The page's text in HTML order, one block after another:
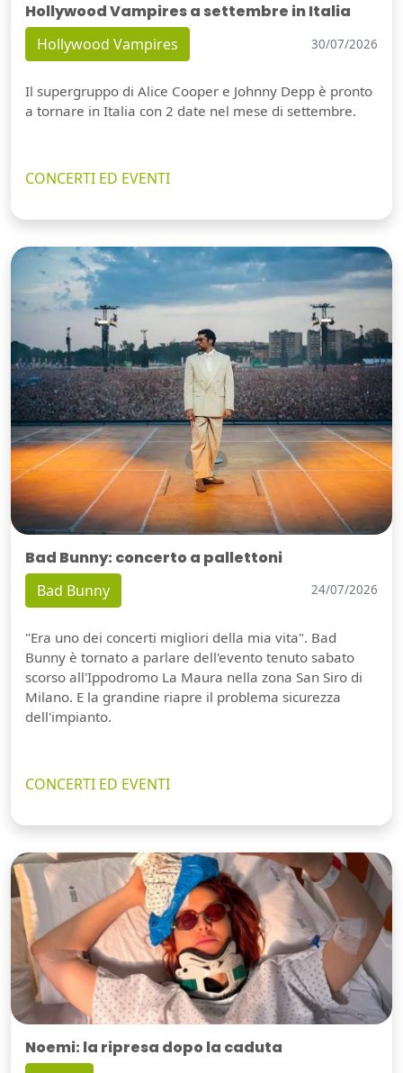
Hollywood Vampires a settembre in Italia
Hollywood Vampires 30/07/2026
Il supergruppo di Alice Cooper e Johnny Depp è pronto
a tornare in Italia con 2 date nel mese di settembre.
CONCERTI ED EVENTI
Bad Bunny: concerto a pallettoni
Bad Bunny 24/07/2026
"Era uno dei concerti migliori della mia vita". Bad
Bunny è tornato a parlare dell'evento tenuto sabato
scorso all'Ippodromo La Maura nella zona San Siro di
Milano. E la grandine riapre il problema sicurezza
dell'impianto.
CONCERTI ED EVENTI
Noemi: la ripresa dopo la caduta